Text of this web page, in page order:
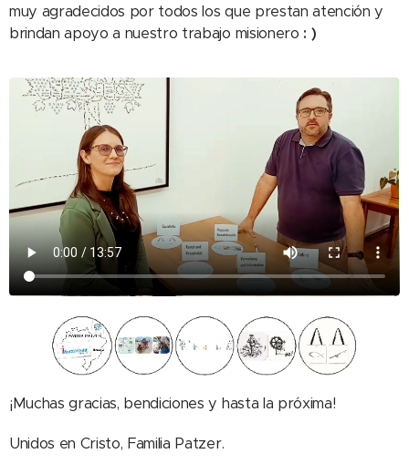
muy agradecidos por todos los que prestan atención y
brindan apoyo a nuestro trabajo misionero : )
¡Muchas gracias, bendiciones y hasta la próxima!
Unidos en Cristo, Familia Patzer.